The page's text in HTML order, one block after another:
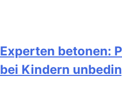
Experten betonen:
bei Kindern